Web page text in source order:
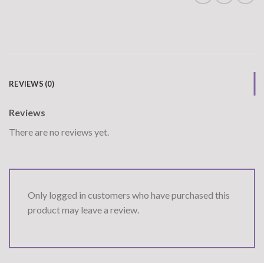
REVIEWS (0)
Reviews
There are no reviews yet.
Only logged in customers who have purchased this
product may leave a review.